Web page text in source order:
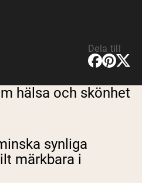
Dela till
hälsa och skönhet
synliga
märkbara i